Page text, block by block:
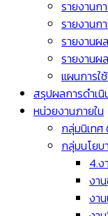
รายงานก
รายงานก
รายงานผ
รายงานผ
แผนการใ
สรุปผลการดำเ
หน่วยงานภายใน
กลุ่มนิเทศ
กลุ่มนโยบ
4.ง
งา
งา